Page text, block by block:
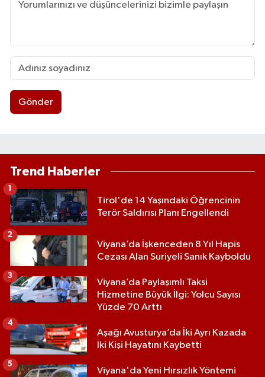
Gönder
Trend Haberler
Tirol'de 14 Yaşındaki Öğrencinin
Terör Saldırısı Planı Engellendi
1
Viyana’da İşkenceden 8 Yıl Hapis
Cezası Alan Suriyeli Sanık Kayboldu
2
Viyana’da Paylaşımlı Taksi
Hizmetine Büyük İlgi: Yolcu Sayısı
Yüzde 70 Arttı
3
Aşağı Avusturya’da İki Ayrı Kazada
İki Kişi Hayatını Kaybetti
4
Viyana'da Yeni Hırsızlık Yöntemi
5